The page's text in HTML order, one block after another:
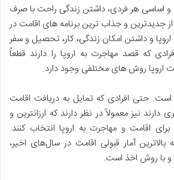
و اساسی هر فردی، داشتن زندگی راحت با صرف
جدیدترین و جذاب ترین برنامه ‌های اقامت در
اروپا و داشتن امکان زندگی، کار، تحصیل و سفر
که قصد مهاجرت به اروپا را دارند قطعاً
اروپا روش ‌های مختلفی وجود دارد.
است. حتی افرادی که تمایل به دریافت اقامت
دارند نیز معمولاً در نظر دارند که ارزانترین و
اقامت و مهاجرت به اروپا انتخاب کنند.
آمار قبولی اقامت در سال‌های اخیر،
با روش اخذ است.